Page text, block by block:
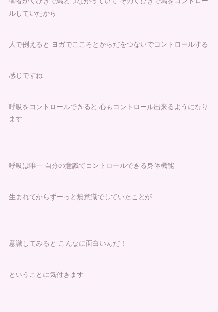
ルしていたから
人で例えると ヨガでこころとからだをつないでコントロールする
感じですね
呼吸をコントロールできると 心もコントロール出来るようになり
ます
呼吸は唯一 自分の意識でコントロールできる身体機能
生まれてからずーっと無意識でしていたことが
意識してみると こんなに面白いんだ！
ということに気付きます